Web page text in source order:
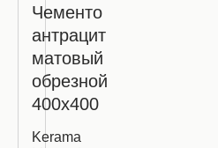
Чементо
антрацит
матовый
обрезной
400х400
Kerama